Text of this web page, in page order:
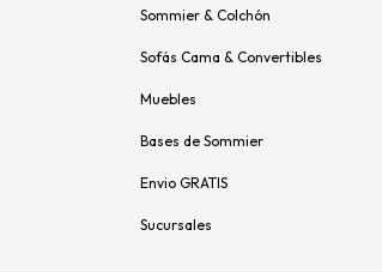
Sommier & Colchón
Sofás Cama & Convertibles
Muebles
Bases de Sommier
Envio GRATIS
Sucursales